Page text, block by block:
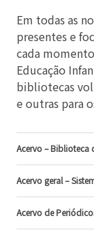
Em todas as
presentes e
cada
Educação
bibliotecas
e outras para
Acervo – Biblioteca
Acervo geral –
Acervo de